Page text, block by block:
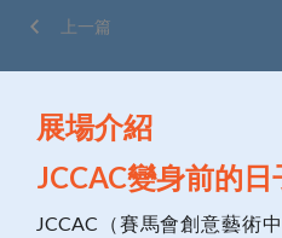
上一篇
展場介紹
JCCAC變身前的日
JCCAC（賽馬會創意藝術